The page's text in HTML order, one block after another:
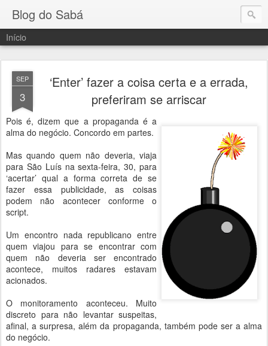
Blog do Sabá
Início
SEP
3
‘Enter’ fazer a coisa certa e a errada,
preferiram se arriscar
Pois é, dizem que a propaganda é a
alma do negócio. Concordo em partes.
Mas quando quem não deveria, viaja
para São Luís na sexta-feira, 30, para
‘acertar’ qual a forma correta de se
fazer essa publicidade, as coisas
podem não acontecer conforme o
script.
Um encontro nada republicano entre
quem viajou para se encontrar com
quem não deveria ser encontrado
acontece, muitos radares estavam
acionados.
O monitoramento aconteceu. Muito
discreto para não levantar suspeitas,
afinal, a surpresa, além da propaganda, também pode ser a alma
do negócio.